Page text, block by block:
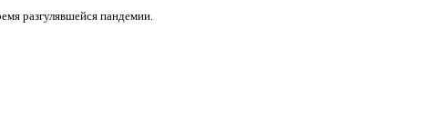
разгулявшейся пандемии.